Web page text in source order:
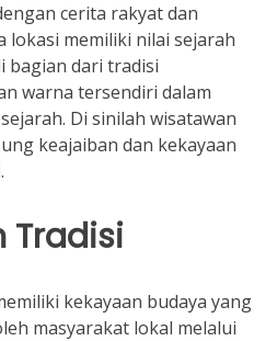
cerita rakyat dan
lokasi memiliki nilai sejarah
bagian dari tradisi
warna tersendiri dalam
Di sinilah wisatawan
keajaiban dan kekayaan
Tradisi
kekayaan budaya yang
masyarakat lokal melalui